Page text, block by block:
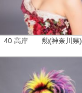
40.高岸 勲(神奈川県)